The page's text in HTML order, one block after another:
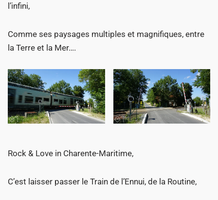
l’infini,
Comme ses paysages multiples et magnifiques, entre
la Terre et la Mer….
Rock & Love in Charente-Maritime,
C’est laisser passer le Train de l’Ennui, de la Routine,